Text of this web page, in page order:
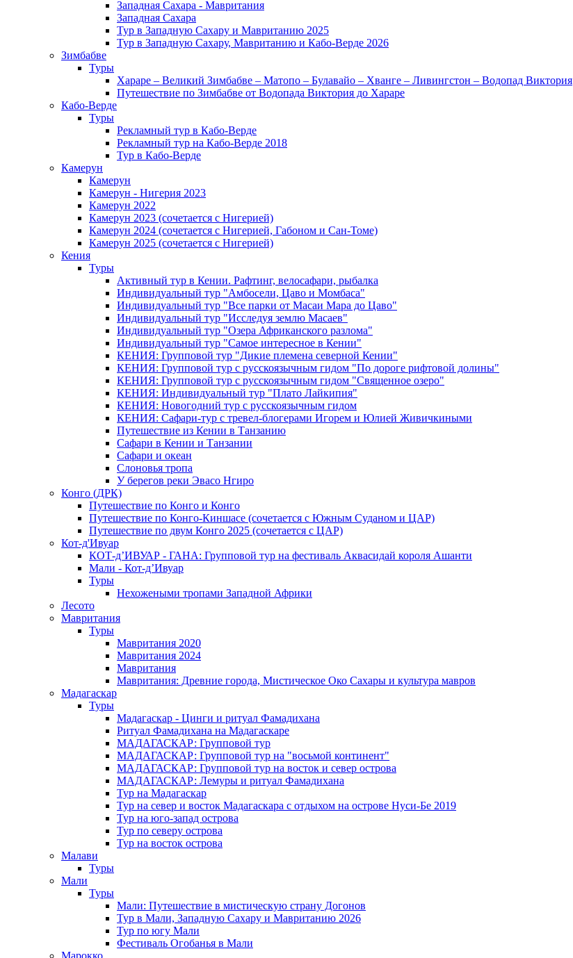
Западная Сахара - Мавритания
Западная Сахара
Тур в Западную Сахару и Мавританию 2025
Тур в Западную Сахару, Мавританию и Кабо-Верде 2026
Зимбабве
Туры
Хараре – Великий Зимбабве – Матопо – Булавайо – Хванге – Ливингстон – Водопад Виктория
Путешествие по Зимбабве от Водопада Виктория до Хараре
Кабо-Верде
Туры
Рекламный тур в Кабо-Верде
Рекламный тур на Кабо-Верде 2018
Тур в Кабо-Верде
Камерун
Камерун
Камерун - Нигерия 2023
Камерун 2022
Камерун 2023 (сочетается с Нигерией)
Камерун 2024 (сочетается с Нигерией, Габоном и Сан-Томе)
Камерун 2025 (сочетается с Нигерией)
Кения
Туры
Активный тур в Кении. Рафтинг, велосафари, рыбалка
Индивидуальный тур "Амбосели, Цаво и Момбаса"
Индивидуальный тур "Все парки от Масаи Мара до Цаво"
Индивидуальный тур "Исследуя землю Масаев"
Индивидуальный тур "Озера Африканского разлома"
Индивидуальный тур "Самое интересное в Кении"
КЕНИЯ: Групповой тур "Дикие племена северной Кении"
КЕНИЯ: Групповой тур с русскоязычным гидом "По дороге рифтовой долины"
КЕНИЯ: Групповой тур с русскоязычным гидом "Священное озеро"
КЕНИЯ: Индивидуальный тур "Плато Лайкипия"
КЕНИЯ: Новогодний тур с русскоязычным гидом
КЕНИЯ: Сафари-тур с тревел-блогерами Игорем и Юлией Живичкиными
Путешествие из Кении в Танзанию
Сафари в Кении и Танзании
Сафари и океан
Слоновья тропа
У берегов реки Эвасо Нгиро
Конго (ДРК)
Путешествие по Конго и Конго
Путешествие по Конго-Киншасе (сочетается с Южным Суданом и ЦАР)
Путешествие по двум Конго 2025 (сочетается с ЦАР)
Кот-д'Ивуар
КОТ-д’ИВУАР - ГАНА: Групповой тур на фестиваль Аквасидай короля Ашанти
Мали - Кот-д’Ивуар
Туры
Нехожеными тропами Западной Африки
Лесото
Мавритания
Туры
Мавритания 2020
Мавритания 2024
Мавритания
Мавритания: Древние города, Мистическое Око Сахары и культура мавров
Мадагаскар
Туры
Мадагаскар - Цинги и ритуал Фамадихана
Ритуал Фамадихана на Мадагаскаре
МАДАГАСКАР: Групповой тур
МАДАГАСКАР: Групповой тур на "восьмой континент"
МАДАГАСКАР: Групповой тур на восток и север острова
МАДАГАСКАР: Лемуры и ритуал Фамадихана
Тур на Мадагаскар
Тур на север и восток Мадагаскара с отдыхом на острове Нуси-Бе 2019
Тур на юго-запад острова
Тур по северу острова
Тур на восток острова
Малави
Туры
Мали
Туры
Мали: Путешествие в мистическую страну Догонов
Тур в Мали, Западную Сахару и Мавританию 2026
Тур по югу Мали
Фестиваль Огобанья в Мали
Марокко